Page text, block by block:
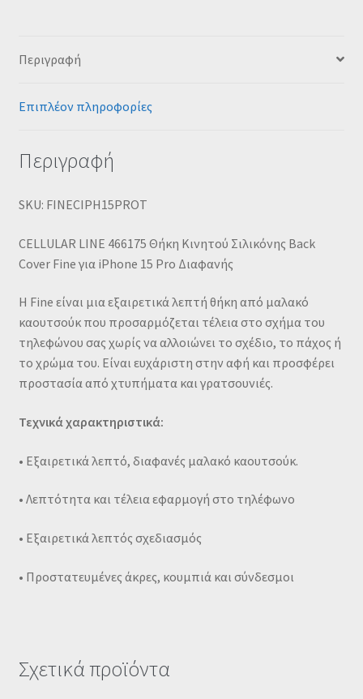
Περιγραφή
Επιπλέον πληροφορίες
Περιγραφή
SKU: FINECIPH15PROT
CELLULAR LINE 466175 Θήκη Κινητού Σιλικόνης Back
Cover Fine για iPhone 15 Pro Διαφανής
Η Fine είναι μια εξαιρετικά λεπτή θήκη από μαλακό
καουτσούκ που προσαρμόζεται τέλεια στο σχήμα του
τηλεφώνου σας χωρίς να αλλοιώνει το σχέδιο, το πάχος ή
το χρώμα του. Είναι ευχάριστη στην αφή και προσφέρει
προστασία από χτυπήματα και γρατσουνιές.
Τεχνικά χαρακτηριστικά:
• Εξαιρετικά λεπτό, διαφανές μαλακό καουτσούκ.
• Λεπτότητα και τέλεια εφαρμογή στο τηλέφωνο
• Εξαιρετικά λεπτός σχεδιασμός
• Προστατευμένες άκρες, κουμπιά και σύνδεσμοι
Σχετικά προϊόντα